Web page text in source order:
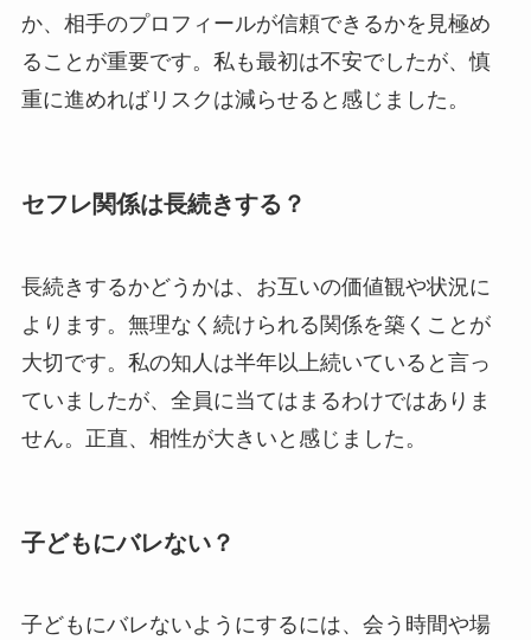
か、相手のプロフィールが信頼できるかを見極め
ることが重要です。私も最初は不安でしたが、慎
重に進めればリスクは減らせると感じました。
セフレ関係は長続きする？
長続きするかどうかは、お互いの価値観や状況に
よります。無理なく続けられる関係を築くことが
大切です。私の知人は半年以上続いていると言っ
ていましたが、全員に当てはまるわけではありま
せん。正直、相性が大きいと感じました。
子どもにバレない？
子どもにバレないようにするには、会う時間や場